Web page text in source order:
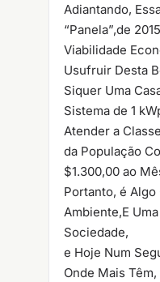
Adiantando,
“Panela”,de
Viabilidade
Usufruir Desta
Siquer Uma
Sistema de 1
Atender a
da População
$1.300,00 ao
Portanto, é
Ambiente,E
Sociedade,
e Hoje Num
Onde Mais